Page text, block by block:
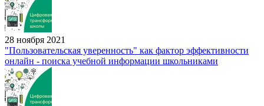
28 ноября 2021
"Пользовательская уверенность" как фактор эффективности
онлайн - поиска учебной информации школьниками